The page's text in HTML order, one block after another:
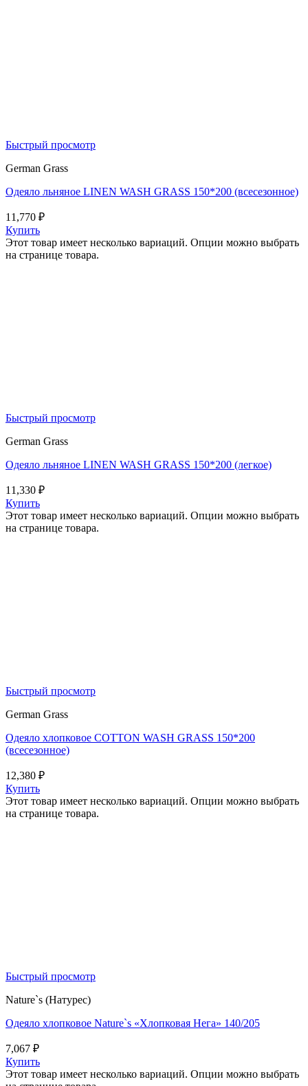
Быстрый просмотр
German Grass
Одеяло льняное LINEN WASH GRASS 150*200 (всесезонное)
11,770 ₽
Купить
Этот товар имеет несколько вариаций. Опции можно выбрать
на странице товара.
Быстрый просмотр
German Grass
Одеяло льняное LINEN WASH GRASS 150*200 (легкое)
11,330 ₽
Купить
Этот товар имеет несколько вариаций. Опции можно выбрать
на странице товара.
Быстрый просмотр
German Grass
Одеяло хлопковое COTTON WASH GRASS 150*200
(всесезонное)
12,380 ₽
Купить
Этот товар имеет несколько вариаций. Опции можно выбрать
на странице товара.
Быстрый просмотр
Nature`s (Натурес)
Одеяло хлопковое Nature`s «Хлопковая Нега» 140/205
7,067 ₽
Купить
Этот товар имеет несколько вариаций. Опции можно выбрать